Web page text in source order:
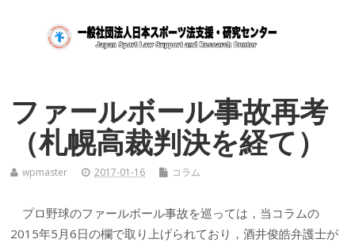
ファールボール事故再考
（札幌高裁判決を経て）
wpmaster 2017-01-16 コラム
プロ野球のファールボール事故を巡っては，当コラムの
2015年5月6日の欄で取り上げられており，酒井俊皓弁護士が